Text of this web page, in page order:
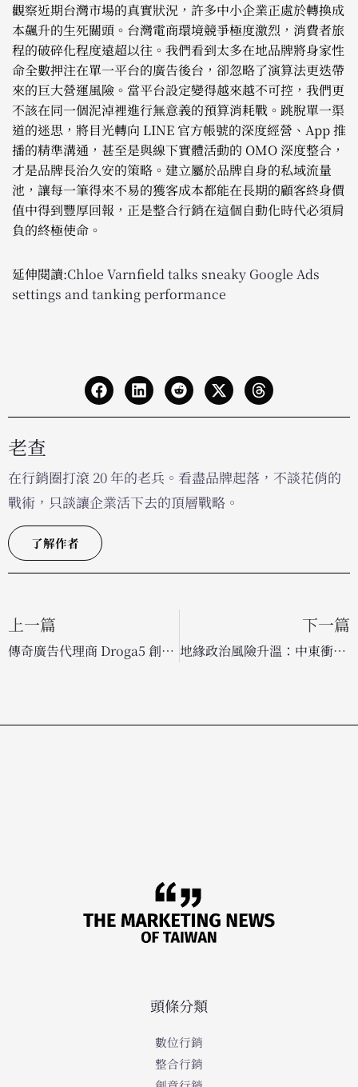
觀察近期台灣市場的真實狀況，許多中小企業正處於轉換成
本飆升的生死關頭。台灣電商環境競爭極度激烈，消費者旅
程的破碎化程度遠超以往。我們看到太多在地品牌將身家性
命全數押注在單一平台的廣告後台，卻忽略了演算法更迭帶
來的巨大營運風險。當平台設定變得越來越不可控，我們更
不該在同一個泥淖裡進行無意義的預算消耗戰。跳脫單一渠
道的迷思，將目光轉向 LINE 官方帳號的深度經營、App 推
播的精準溝通，甚至是與線下實體活動的 OMO 深度整合，
才是品牌長治久安的策略。建立屬於品牌自身的私域流量
池，讓每一筆得來不易的獲客成本都能在長期的顧客終身價
值中得到豐厚回報，正是整合行銷在這個自動化時代必須肩
負的終極使命。
延伸閱讀:Chloe Varnfield talks sneaky Google Ads
settings and tanking performance
老查
在行銷圈打滾 20 年的老兵。看盡品牌起落，不談花俏的
戰術，只談讓企業活下去的頂層戰略。
了解作者
上一篇
傳奇廣告代理商 Droga5 創辦人入主道瓊！Andrew Essex 接手品牌團隊引發業界關注
下一篇
地緣政治風險升溫：中東衝突為 2026 全球廣告市場蒙上陰影
頭條分類
數位行銷
整合行銷